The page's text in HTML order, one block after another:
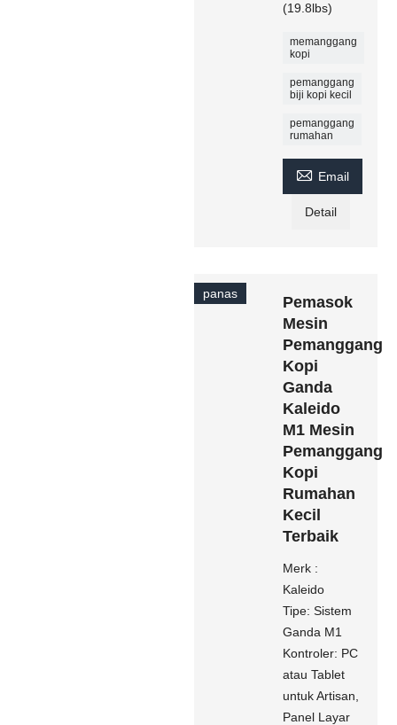
(19.8lbs)
memanggang
kopi
pemanggang
biji kopi kecil
pemanggang
rumahan
 Email
Detail
panas
Pemasok
Mesin
Pemanggang
Kopi
Ganda
Kaleido
M1 Mesin
Pemanggang
Kopi
Rumahan
Kecil
Terbaik
Merk :
Kaleido
Tipe: Sistem
Ganda M1
Kontroler: PC
atau Tablet
untuk Artisan,
Panel Layar